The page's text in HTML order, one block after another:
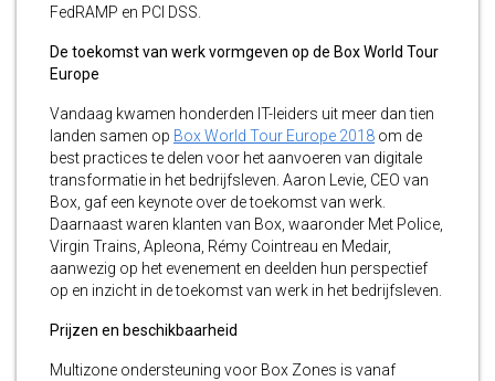
FedRAMP en PCI DSS.
De toekomst van werk vormgeven op de Box World Tour
Europe
Vandaag kwamen honderden IT-leiders uit meer dan tien
landen samen op Box World Tour Europe 2018 om de
best practices te delen voor het aanvoeren van digitale
transformatie in het bedrijfsleven. Aaron Levie, CEO van
Box, gaf een keynote over de toekomst van werk.
Daarnaast waren klanten van Box, waaronder Met Police,
Virgin Trains, Apleona, Rémy Cointreau en Medair,
aanwezig op het evenement en deelden hun perspectief
op en inzicht in de toekomst van werk in het bedrijfsleven.
Prijzen en beschikbaarheid
Multizone ondersteuning voor Box Zones is vanaf